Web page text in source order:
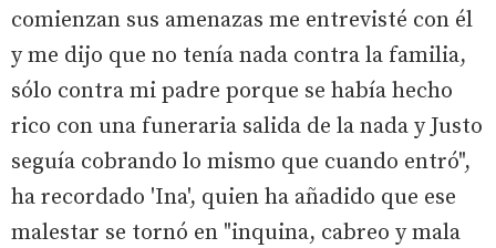
comienzan sus amenazas me entrevisté con él
y me dijo que no tenía nada contra la familia,
sólo contra mi padre porque se había hecho
rico con una funeraria salida de la nada y Justo
seguía cobrando lo mismo que cuando entró",
ha recordado 'Ina', quien ha añadido que ese
malestar se tornó en "inquina, cabreo y mala